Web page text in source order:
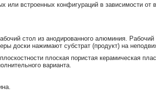
встроенных конфигураций в зависимости от
стол из анодированного алюминия.
доски нажимают субстрат (продукт) на
плоская пористая керамическая
варианта.